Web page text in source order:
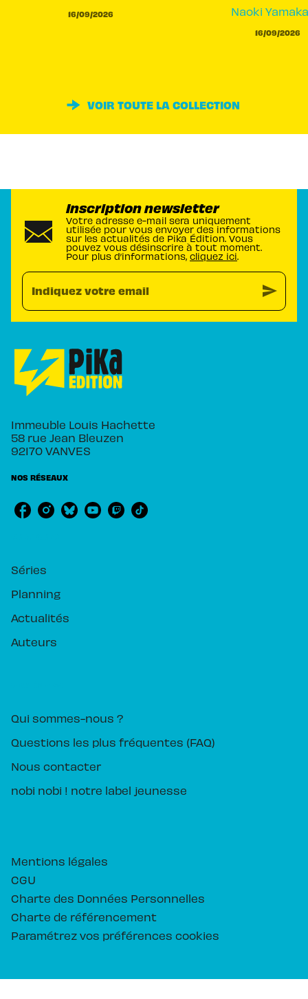
16/09/2026 Naoki
16/09/2026
VOIR TOUTE LA COLLECTION
Inscription newsletter
Votre adresse e-mail sera uniquement
utilisée pour vous envoyer des informations
sur les actualités de Pika Édition. Vous
pouvez vous désinscrire à tout moment.
Pour plus d’informations, cliquez ici.
Indiquez votre email send
Immeuble Louis Hachette
58 rue Jean Bleuzen
92170 VANVES
NOS RÉSEAUX
Séries
Planning
Actualités
Auteurs
Qui sommes-nous ?
Questions les plus fréquentes (FAQ)
Nous contacter
nobi nobi ! notre label jeunesse
Mentions légales
CGU
Charte des Données Personnelles
Charte de référencement
Paramétrez vos préférences cookies